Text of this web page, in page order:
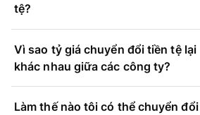
tệ?
Vì sao tỷ giá chuyển đổi tiền tệ lại
khác nhau giữa các công ty?
Làm thế nào tôi có thể chuyển đổi